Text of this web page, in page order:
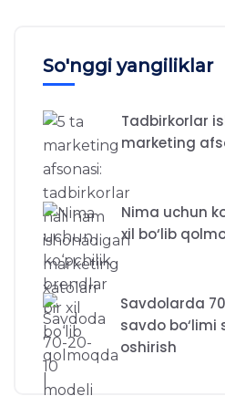
So'nggi yangiliklar
Tadbirkorlar
marketing
Nima uchun
xil bo‘lib
Savdolarda
savdo
oshirish